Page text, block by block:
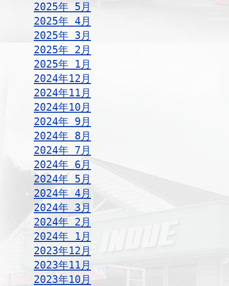
2025年 5月
2025年 4月
2025年 3月
2025年 2月
2025年 1月
2024年12月
2024年11月
2024年10月
2024年 9月
2024年 8月
2024年 7月
2024年 6月
2024年 5月
2024年 4月
2024年 3月
2024年 2月
2024年 1月
2023年12月
2023年11月
2023年10月